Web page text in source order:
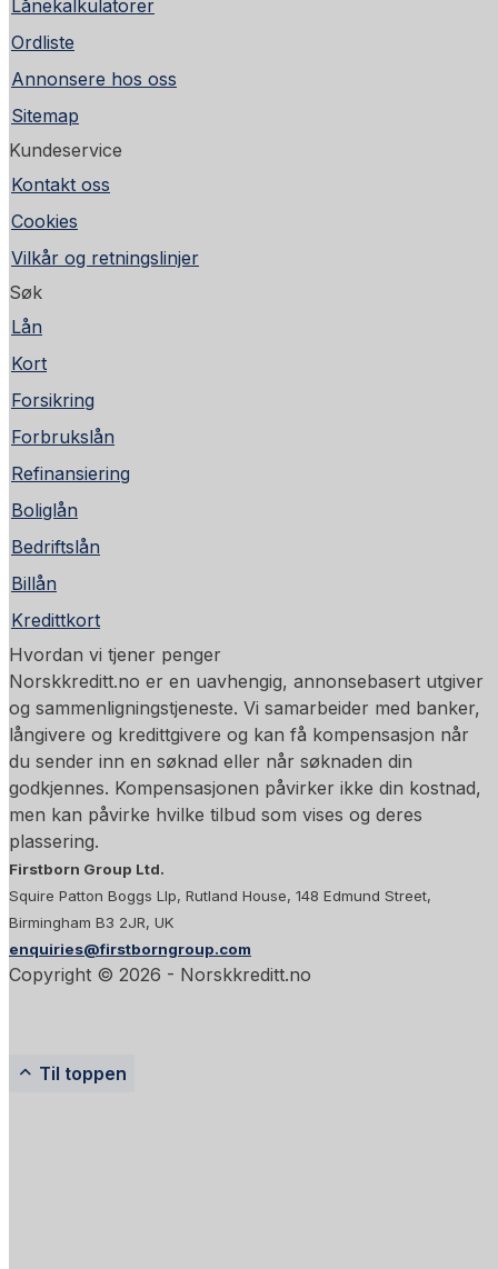
Lånekalkulatorer
Ordliste
Annonsere hos oss
Sitemap
Kundeservice
Kontakt oss
Cookies
Vilkår og retningslinjer
Søk
Lån
Kort
Forsikring
Forbrukslån
Refinansiering
Boliglån
Bedriftslån
Billån
Kredittkort
Hvordan vi tjener penger
Norskkreditt.no er en uavhengig, annonsebasert utgiver
og sammenligningstjeneste. Vi samarbeider med banker,
långivere og kredittgivere og kan få kompensasjon når
du sender inn en søknad eller når søknaden din
godkjennes. Kompensasjonen påvirker ikke din kostnad,
men kan påvirke hvilke tilbud som vises og deres
plassering.
Firstborn Group Ltd.
Squire Patton Boggs Llp, Rutland House, 148 Edmund Street,
Birmingham B3 2JR, UK
enquiries@firstborngroup.com
Copyright © 2026 - Norskkreditt.no
Til toppen